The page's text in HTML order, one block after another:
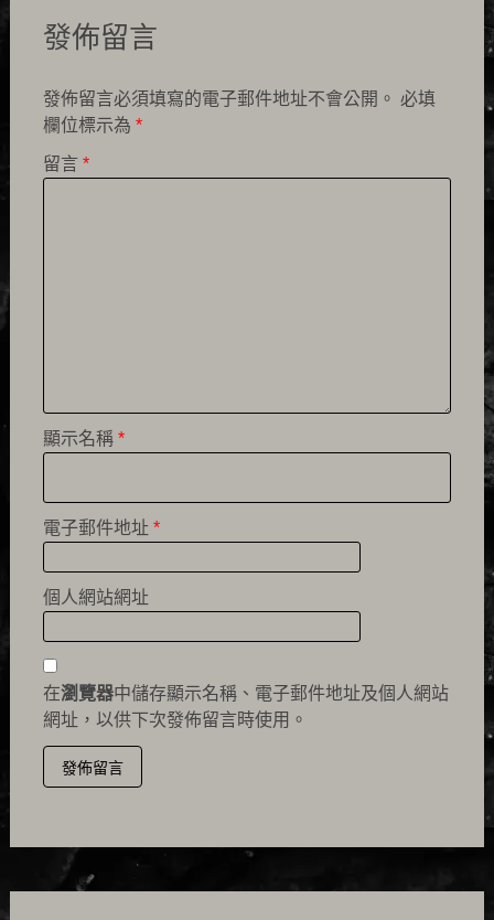
發佈留言
發佈留言必須填寫的電子郵件地址不會公開。 必填
欄位標示為 *
留言 *
顯示名稱 *
電子郵件地址 *
個人網站網址
在瀏覽器中儲存顯示名稱、電子郵件地址及個人網站
網址，以供下次發佈留言時使用。